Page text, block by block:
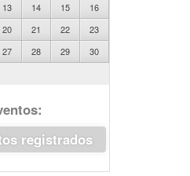
13 14 15
16
20 21 22
23
27 28 29
30
registrados